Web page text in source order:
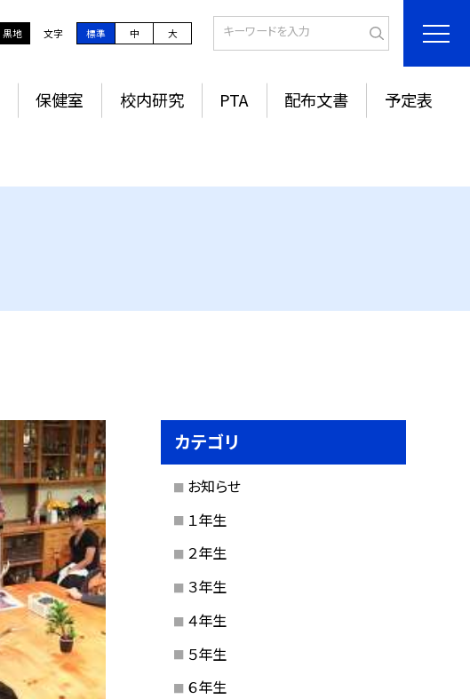
黒地 文字 標準 中 大
保健室 校内研究 PTA 配布文書 予定表
カテゴリ
お知らせ
１年生
２年生
３年生
４年生
５年生
６年生